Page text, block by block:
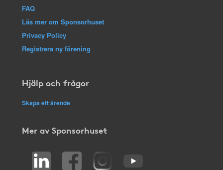
FAQ
Läs mer om Sponsorhuset
Privacy Policy
Registrera ny förening
Hjälp och frågor
Skapa ett ärende
Mer av Sponsorhuset